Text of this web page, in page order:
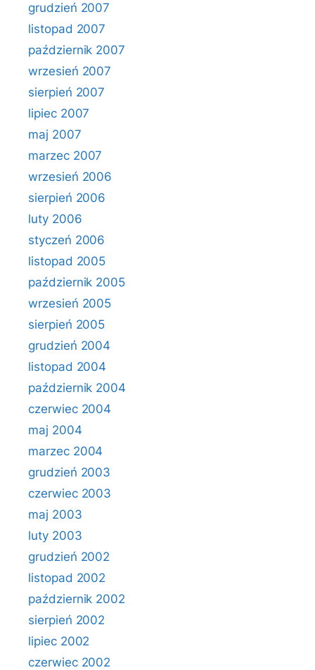
grudzień 2007
listopad 2007
październik 2007
wrzesień 2007
sierpień 2007
lipiec 2007
maj 2007
marzec 2007
wrzesień 2006
sierpień 2006
luty 2006
styczeń 2006
listopad 2005
październik 2005
wrzesień 2005
sierpień 2005
grudzień 2004
listopad 2004
październik 2004
czerwiec 2004
maj 2004
marzec 2004
grudzień 2003
czerwiec 2003
maj 2003
luty 2003
grudzień 2002
listopad 2002
październik 2002
sierpień 2002
lipiec 2002
czerwiec 2002